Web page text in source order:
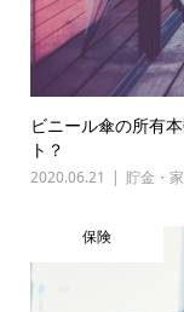
ビニール傘の所有
ト？
2020.06.21 貯金・
保険